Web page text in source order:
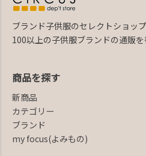
ブランド子供服のセレクトショップ
100以上の子供服ブランドの通販を
商品を探す
新商品
カテゴリー
ブランド
my focus(よみもの)